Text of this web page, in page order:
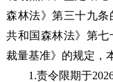
森林法》第三十九
共和国森林法》第
裁量基准》的规定，
1.责令限期于